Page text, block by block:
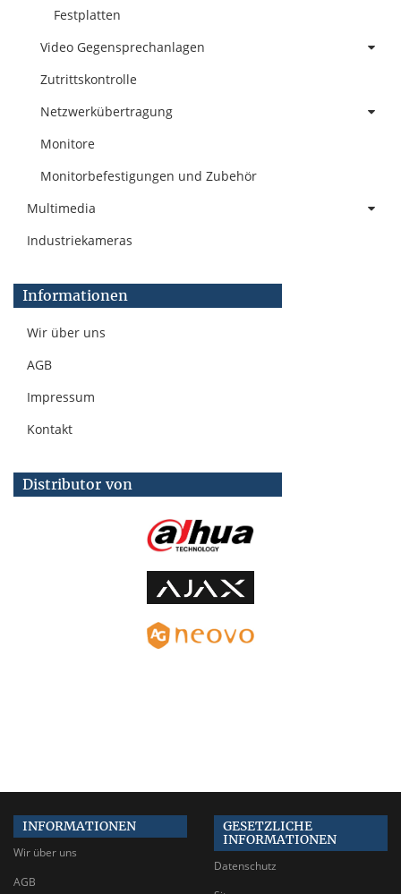
Festplatten
Video Gegensprechanlagen
Zutrittskontrolle
Netzwerkübertragung
Monitore
Monitorbefestigungen und Zubehör
Multimedia
Industriekameras
Informationen
Wir über uns
AGB
Impressum
Kontakt
Distributor von
INFORMATIONEN
Wir über uns
AGB
GESETZLICHE
INFORMATIONEN
Datenschutz